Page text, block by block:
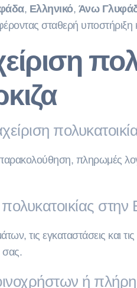
, Ελληνικό, Άνω
σταθερή υποστήριξη
πληρωμές
στην
τις εγκαταστάσεις και
σας.
ή πλήρη